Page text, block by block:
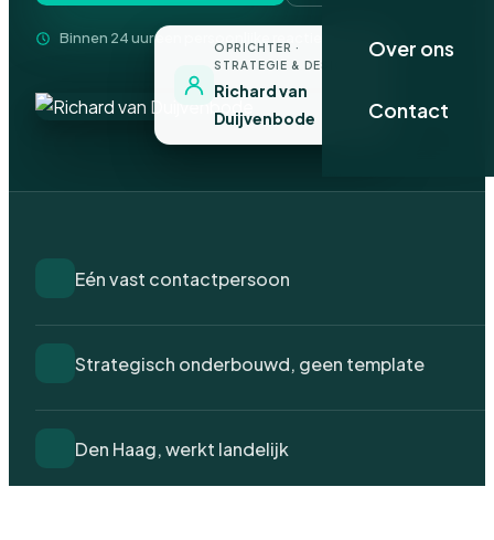
Over ons
Contact
Binnen 24 uur een persoonlijke reactie · geen verkooppraat
OPRICHTER ·
STRATEGIE & DESIGN
Richard van
Duijvenbode
Eén vast contactpersoon
Strategisch onderbouwd, geen template
Den Haag, werkt landelijk